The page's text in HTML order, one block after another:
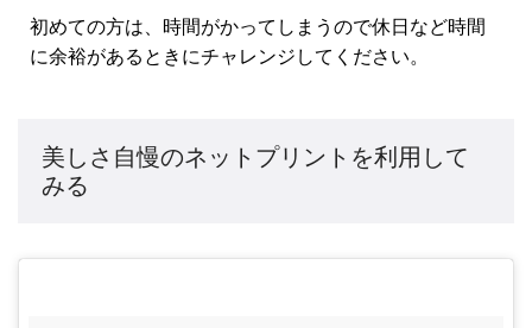
初めての方は、時間がかってしまうので休日など時間
に余裕があるときにチャレンジしてください。
美しさ自慢のネットプリントを利用して
みる